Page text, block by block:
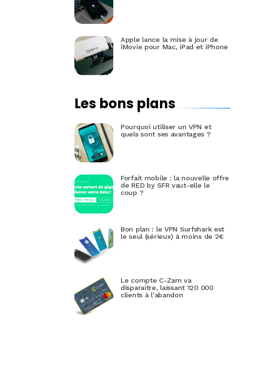
Apple lance la mise à jour de
iMovie pour Mac, iPad et iPhone
Les bons plans
Pourquoi utiliser un VPN et
quels sont ses avantages ?
Forfait mobile : la nouvelle offre
de RED by SFR vaut-elle le
coup ?
Bon plan : le VPN Surfshark est
le seul (sérieux) à moins de 2€
Le compte C-Zam va
disparaitre, laissant 120 000
clients à l’abandon